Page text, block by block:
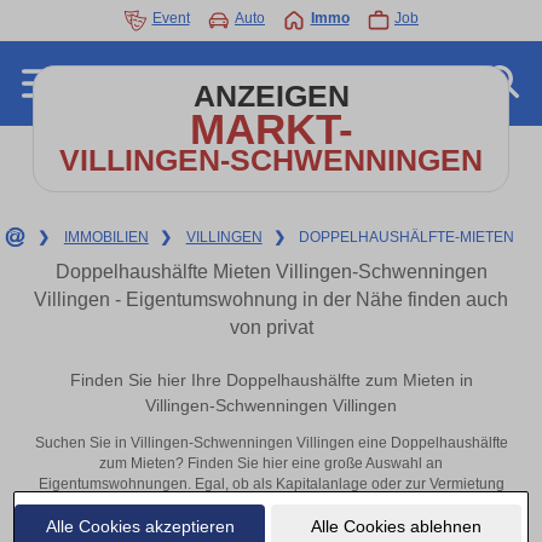
Alle Cookies akzeptieren Alle Cookies ablehnen
Event Auto Immo Job
ANZEIGEN
MARKT-
VILLINGEN-SCHWENNINGEN
❯ IMMOBILIEN ❯ VILLINGEN ❯ DOPPELHAUSHÄLFTE-MIETEN
Doppelhaushälfte Mieten Villingen-Schwenningen
Villingen - Eigentumswohnung in der Nähe finden auch
von privat
Finden Sie hier Ihre Doppelhaushälfte zum Mieten in
Villingen-Schwenningen Villingen
Suchen Sie in Villingen-Schwenningen Villingen eine Doppelhaushälfte
zum Mieten? Finden Sie hier eine große Auswahl an
Eigentumswohnungen. Egal, ob als Kapitalanlage oder zur Vermietung
– hier finden Sie Ihre Immobilie in Villingen-Schwenningen Villingen
oder in der Nähe.